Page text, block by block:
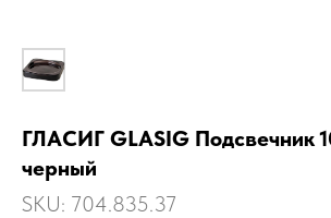
ГЛАСИГ GLASIG Подсвечник
черный
SKU: 704.835.37